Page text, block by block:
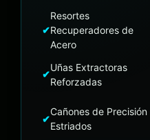
✔
Resortes
Recuperadores de
Acero
✔
Uñas Extractoras
Reforzadas
✔
Cañones de Precisión
Estriados